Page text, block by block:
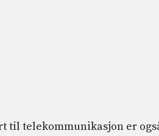
til telekommunikasjon er